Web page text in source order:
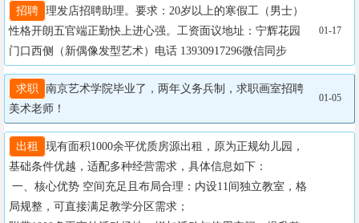
招聘 理发店招聘助理。要求：20岁以上的寒假工（男士）
性格开朗五官端正勤快上进心强。工资面议地址：宁辉花园
门口西侧（新偶像发型艺术）电话 13930917296微信同步
01-17
求职
南京艺术学院毕业了，两年义务兵制，求职画室招聘
美术老师！
01-05
出租
现有面积1000余平优质房源出租，原为正规幼儿园，
基础条件优越，适配多种经营需求，具体信息如下：
局规整，可直接满足教学分区需求；